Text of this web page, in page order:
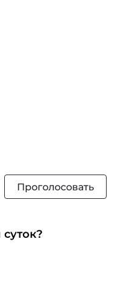
Проголосовать